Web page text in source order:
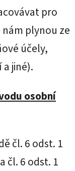
pro
plynou ze
účely,
jiné).
osobní
čl. 6 odst. 1
čl. 6 odst. 1